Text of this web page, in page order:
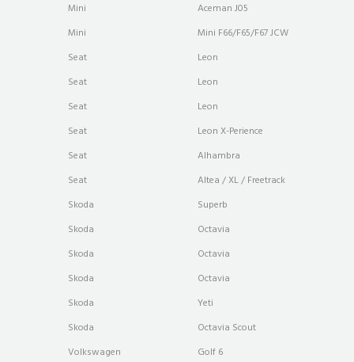
Mini
Aceman J05
Mini
Mini F66/F65/F67 JCW
Seat
Leon
Seat
Leon
Seat
Leon
Seat
Leon X-Perience
Seat
Alhambra
Seat
Altea / XL / Freetrack
Skoda
Superb
Skoda
Octavia
Skoda
Octavia
Skoda
Octavia
Skoda
Yeti
Skoda
Octavia Scout
Volkswagen
Golf 6